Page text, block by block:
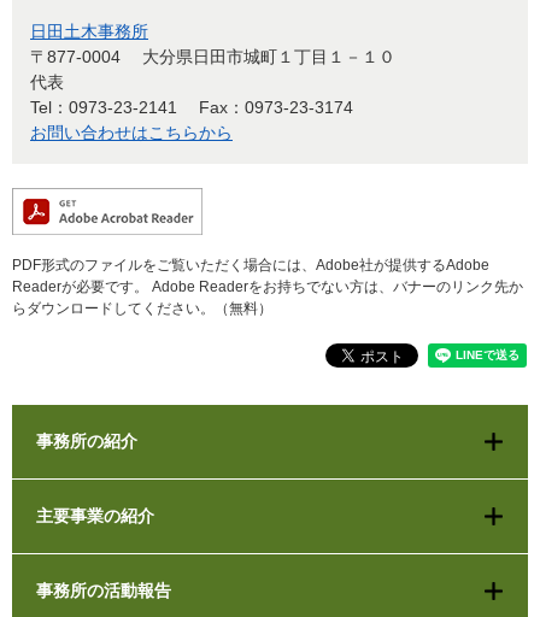
日田土木事務所
〒877-0004
大分県日田市城町１丁目１－１０
代表
Tel：0973-23-2141
Fax：0973-23-3174
お問い合わせはこちらから
PDF形式のファイルをご覧いただく場合には、Adobe社が提供するAdobe
Readerが必要です。
Adobe Readerをお持ちでない方は、バナーのリンク先か
らダウンロードしてください。（無料）
事務所の紹介
主要事業の紹介
事務所の活動報告